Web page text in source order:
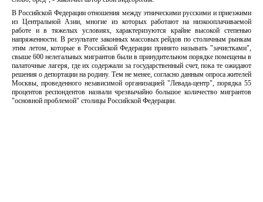
В Российской Федерации отношения между этническими русскими и приезжими
из Центральной Азии, многие из которых работают на низкооплачиваемой
работе и в тяжелых условиях, характеризуются крайне высокой степенью
напряженности. В результате законных массовых рейдов по столичным рынкам
этим летом, которые в Российской Федерации принято называть "зачистками",
свыше 600 нелегальных мигрантов были в принудительном порядке помещены в
палаточные лагеря, где их содержали за государственный счет, пока те ожидают
решения о депортации на родину. Тем не менее, согласно данным опроса жителей
Москвы, проведенного независимой организацией "Левада-центр", порядка 55
процентов респондентов назвали чрезвычайно большое количество мигрантов
"основной проблемой" столицы Российской Федерации.